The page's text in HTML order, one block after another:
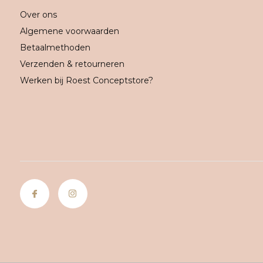
Over ons
Algemene voorwaarden
Betaalmethoden
Verzenden & retourneren
Werken bij Roest Conceptstore?